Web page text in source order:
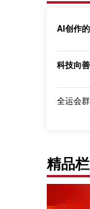
AI创作
科技向
全运会
精品